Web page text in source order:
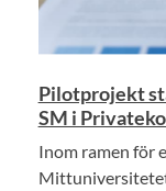
Pilotprojekt
SM i
Inom ramen för